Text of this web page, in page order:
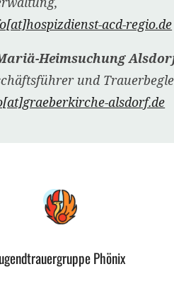
acd-regio.de
Heimsuchung
und
alsdorf.de
Phönix